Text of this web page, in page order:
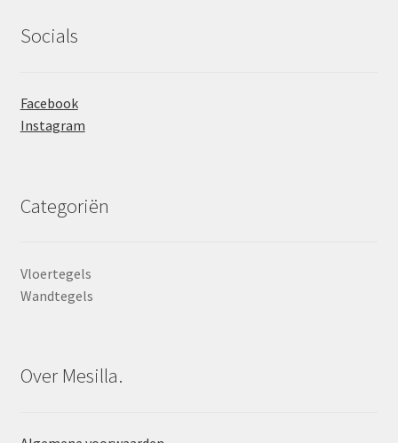
Socials
Facebook
Instagram
Categoriën
Vloertegels
Wandtegels
Over Mesilla.